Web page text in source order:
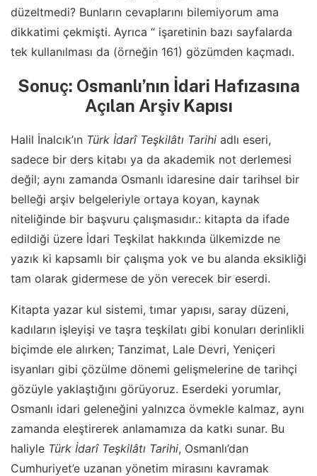
düzeltmedi? Bunların cevaplarını bilemiyorum ama
dikkatimi çekmişti. Ayrıca “ işaretinin bazı sayfalarda
tek kullanılması da (örneğin 161) gözümden kaçmadı.
Sonuç: Osmanlı’nın İdari Hafızasına
Açılan Arşiv Kapısı
Halil İnalcık’ın Türk İdarî Teşkilâtı Tarihi adlı eseri,
sadece bir ders kitabı ya da akademik not derlemesi
değil; aynı zamanda Osmanlı idaresine dair tarihsel bir
belleği arşiv belgeleriyle ortaya koyan, kaynak
niteliğinde bir başvuru çalışmasıdır.: kitapta da ifade
edildiği üzere İdari Teşkilat hakkında ülkemizde ne
yazık ki kapsamlı bir çalışma yok ve bu alanda eksikliği
tam olarak gidermese de yön verecek bir eserdi.
Kitapta yazar kul sistemi, tımar yapısı, saray düzeni,
kadıların işleyişi ve taşra teşkilatı gibi konuları derinlikli
biçimde ele alırken; Tanzimat, Lale Devri, Yeniçeri
isyanları gibi çözülme dönemi gelişmelerine de tarihçi
gözüyle yaklaştığını görüyoruz. Eserdeki yorumlar,
Osmanlı idari geleneğini yalnızca övmekle kalmaz, aynı
zamanda eleştirerek anlamamıza da katkı sunar. Bu
haliyle Türk İdarî Teşkilâtı Tarihi, Osmanlı’dan
Cumhuriyet’e uzanan yönetim mirasını kavramak